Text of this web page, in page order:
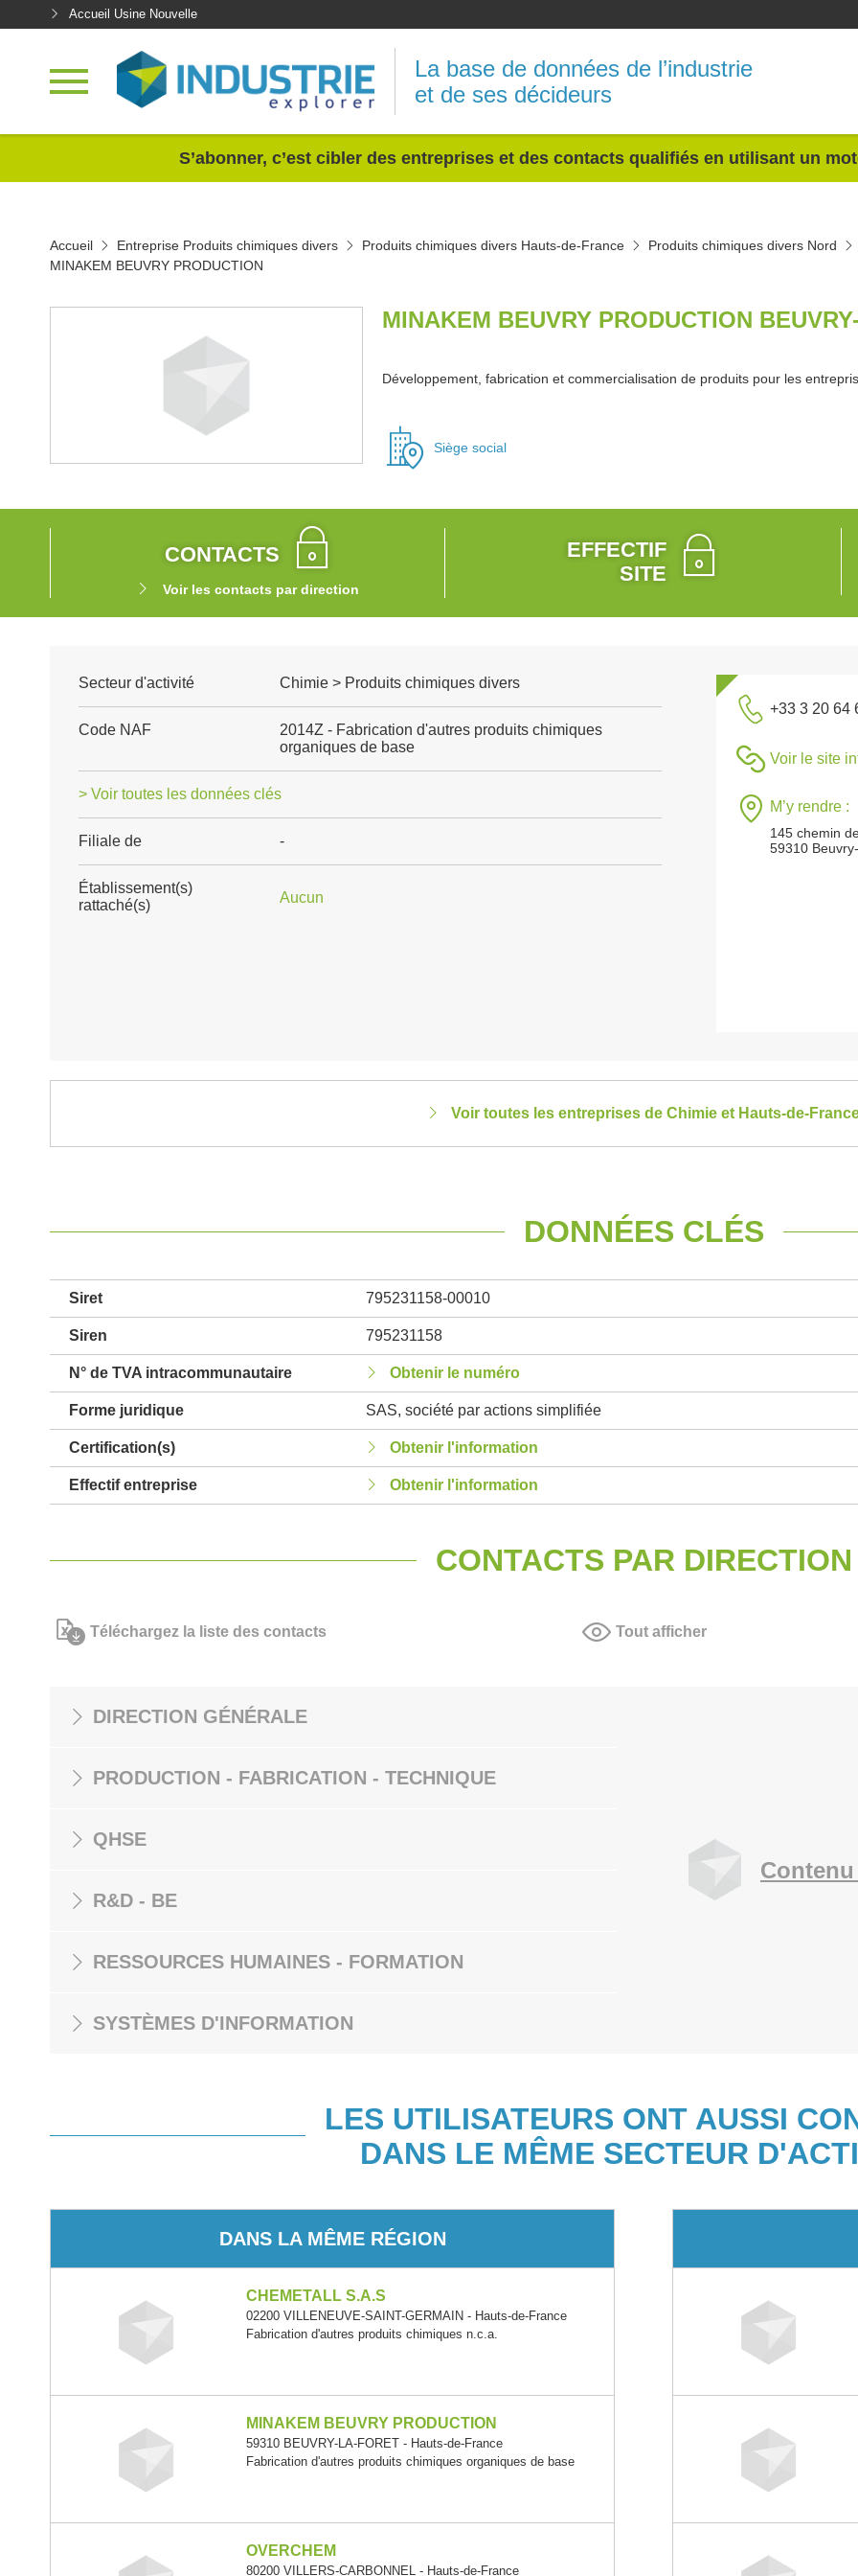
Accueil Usine Nouvelle
La base de données de l’industrie
et de ses décideurs
S’abonner, c’est cibler des entreprises et des contacts qualifiés en utilisant un
Accueil Entreprise Produits chimiques divers Produits chimiques divers Hauts-de-France
Produits chimiques divers Nord
MINAKEM BEUVRY PRODUCTION
MINAKEM BEUVRY PRODUCTION
Développement, fabrication et commercialisation de produits pour les
Siège social
CONTACTS
Voir les contacts par direction
EFFECTIF
SITE
Secteur d'activité Chimie > Produits chimiques divers
Code NAF
2014Z - Fabrication d'autres produits chimiques
organiques de base
> Voir toutes les données clés
Filiale de -
Établissement(s)
rattaché(s)
Aucun
+33 3 20 64
Voir le site
M’y rendre :
145 chemin
59310
Voir toutes les entreprises de Chimie et Hauts-de-
DONNÉES CLÉS
Siret 795231158-00010
Siren 795231158
N° de TVA intracommunautaire Obtenir le numéro
Forme juridique SAS, société par actions simplifiée
Certification(s) Obtenir l'information
Effectif entreprise Obtenir l'information
CONTACTS PAR DIRECTION
Téléchargez la liste des contacts Tout afficher
DIRECTION GÉNÉRALE
PRODUCTION - FABRICATION - TECHNIQUE
QHSE
R&D - BE
RESSOURCES HUMAINES - FORMATION
SYSTÈMES D'INFORMATION
LES UTILISATEURS ONT AUSSI
DANS LE MÊME SECTEUR
DANS LA MÊME RÉGION
CHEMETALL S.A.S
02200 VILLENEUVE-SAINT-GERMAIN - Hauts-de-France
Fabrication d'autres produits chimiques n.c.a.
MINAKEM BEUVRY PRODUCTION
59310 BEUVRY-LA-FORET - Hauts-de-France
Fabrication d'autres produits chimiques organiques de base
OVERCHEM
80200 VILLERS-CARBONNEL - Hauts-de-France